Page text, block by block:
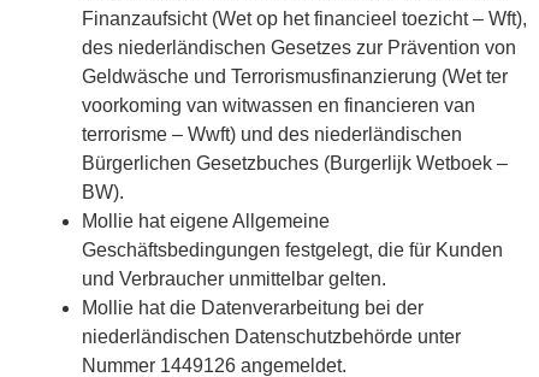
Finanzaufsicht (Wet op het financieel toezicht – Wft),
des niederländischen Gesetzes zur Prävention von
Geldwäsche und Terrorismusfinanzierung (Wet ter
voorkoming van witwassen en financieren van
terrorisme – Wwft) und des niederländischen
Bürgerlichen Gesetzbuches (Burgerlijk Wetboek –
BW).
Mollie hat eigene Allgemeine
Geschäftsbedingungen festgelegt, die für Kunden
und Verbraucher unmittelbar gelten.
Mollie hat die Datenverarbeitung bei der
niederländischen Datenschutzbehörde unter
Nummer 1449126 angemeldet.